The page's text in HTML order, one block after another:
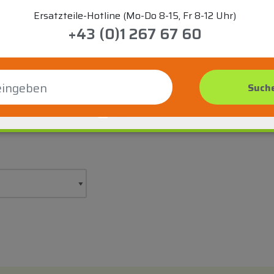
Ersatzteile-Hotline (Mo-Do 8-15, Fr 8-12 Uhr)
+43 (0)1 267 67 60